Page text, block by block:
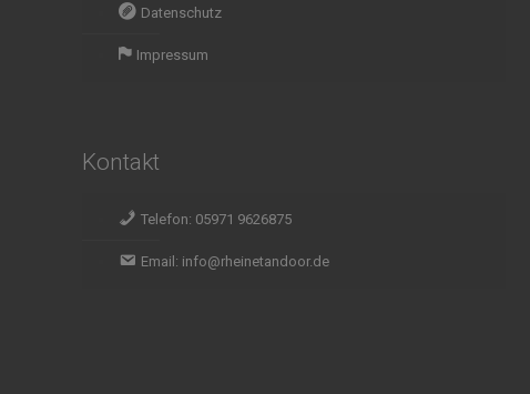
Datenschutz
Impressum
Kontakt
Telefon: 05971 9626875
Email: info@rheinetandoor.de